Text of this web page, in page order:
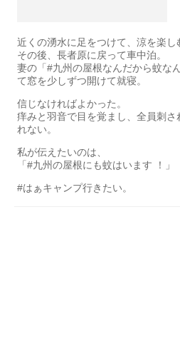
近くの湧水に足をつけて、涼を楽し
その後、長者原に戻って車中泊。
妻の「#九州の屋根なんだから蚊な
て窓を少しずつ開けて就寝。
信じなければよかった。
痒みと羽音で目を覚まし、全員刺
れない。
私が伝えたいのは、
「#九州の屋根にも蚊はいます ！」
#はぁキャンプ行きたい。